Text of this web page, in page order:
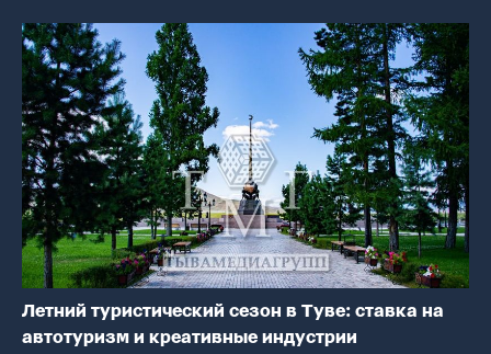
Летний туристический сезон в Туве: ставка на
автотуризм и креативные индустрии